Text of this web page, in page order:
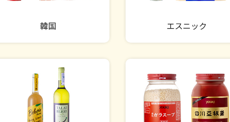
韓国 エスニック